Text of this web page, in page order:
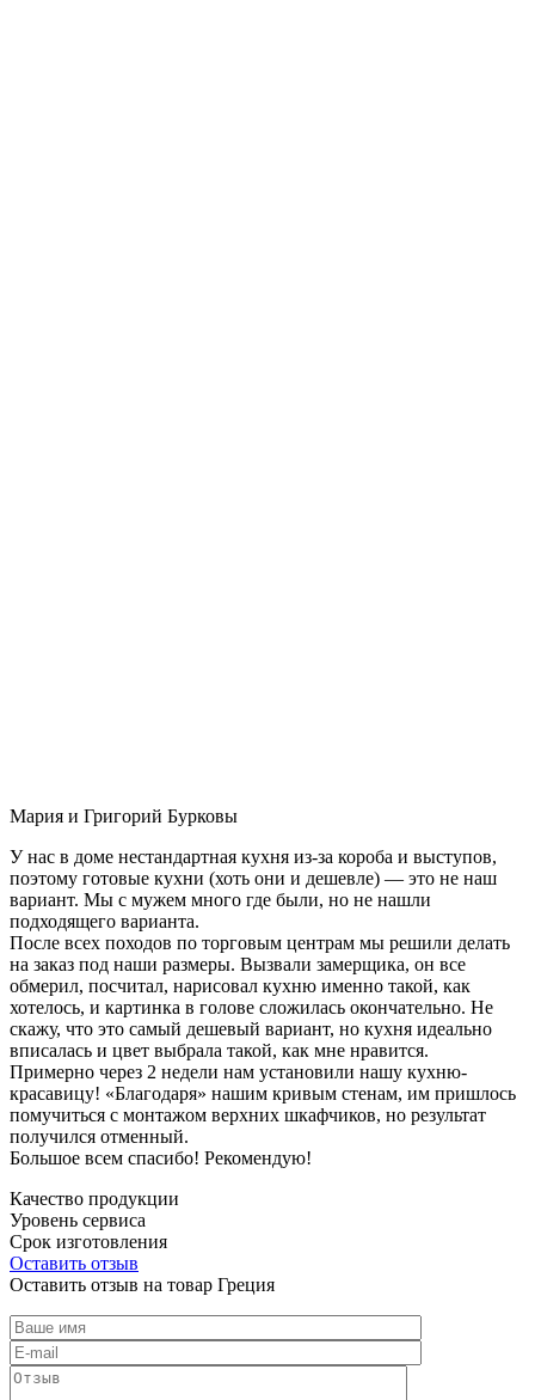
Мария и Григорий Бурковы
У нас в доме нестандартная кухня из-за короба и выступов,
поэтому готовые кухни (хоть они и дешевле) — это не наш
вариант. Мы с мужем много где были, но не нашли
подходящего варианта.
После всех походов по торговым центрам мы решили делать
на заказ под наши размеры. Вызвали замерщика, он все
обмерил, посчитал, нарисовал кухню именно такой, как
хотелось, и картинка в голове сложилась окончательно. Не
скажу, что это самый дешевый вариант, но кухня идеально
вписалась и цвет выбрала такой, как мне нравится.
Примерно через 2 недели нам установили нашу кухню-
красавицу! «Благодаря» нашим кривым стенам, им пришлось
помучиться с монтажом верхних шкафчиков, но результат
получился отменный.
Большое всем спасибо! Рекомендую!
Качество продукции
Уровень сервиса
Срок изготовления
Оставить отзыв
Оставить отзыв на товар Греция